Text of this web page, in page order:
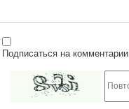
на комментарии